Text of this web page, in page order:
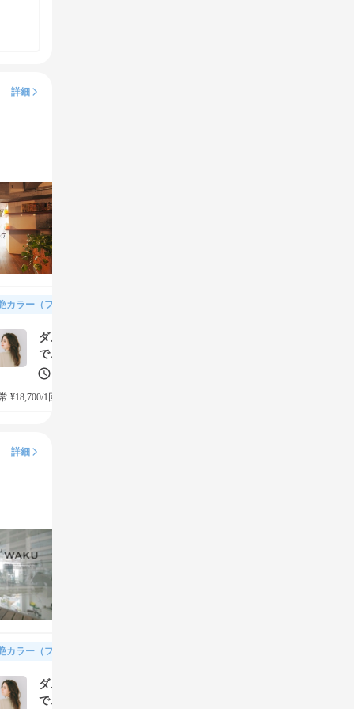
詳細
カラー（フルカラー＆トリートメント）
ダメージケアをしながら理想の艶カラーに。トリートメント
で、更に潤う艶髪に
¥18,700/1回
詳細
カラー（フルカラー＆トリートメント）
ダメージケアをしながら理想の艶カラーに。トリートメント
で、更に潤う艶髪に